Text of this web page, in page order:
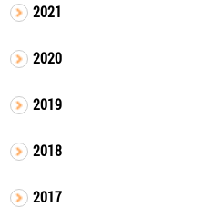
2021
2020
2019
2018
2017